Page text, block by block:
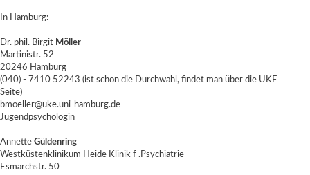
In Hamburg:
Dr. phil. Birgit Möller
Martinistr. 52
20246 Hamburg
(040) - 7410 52243 (ist schon die Durchwahl, findet man über die UKE
Seite)
bmoeller@uke.uni-hamburg.de
Jugendpsychologin
Annette Güldenring
Westküstenklinikum Heide Klinik f .Psychiatrie
Esmarchstr. 50